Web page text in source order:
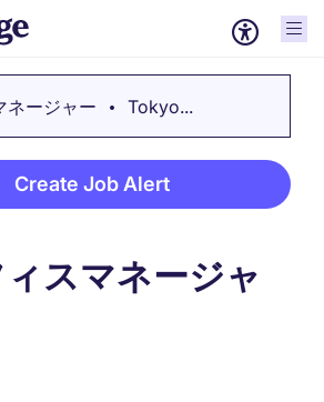
ネージャー Tokyo...
Create Job Alert
スマネージャ